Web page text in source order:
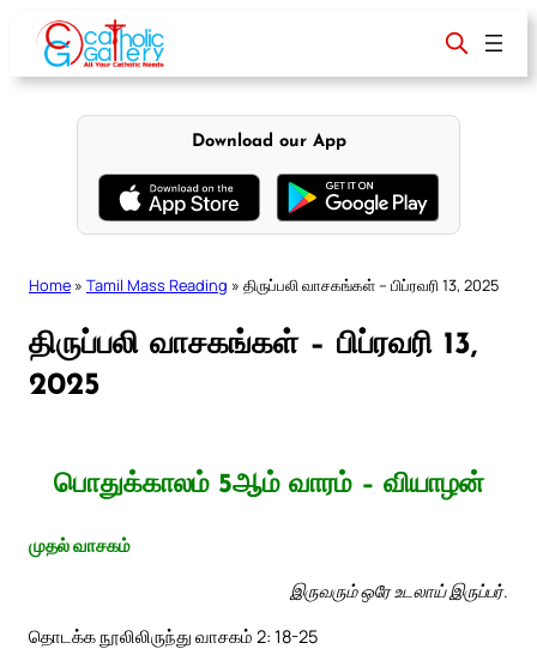
content
Download our App
Home » Tamil Mass Reading » திருப்பலி வாசகங்கள் – பிப்ரவரி 13, 2025
திருப்பலி வாசகங்கள் – பிப்ரவரி 13,
2025
பொதுக்காலம் 5ஆம் வாரம் – வியாழன்
முதல் வாசகம்
இருவரும் ஒரே உடலாய் இருப்பர்.
தொடக்க நூலிலிருந்து வாசகம் 2: 18-25